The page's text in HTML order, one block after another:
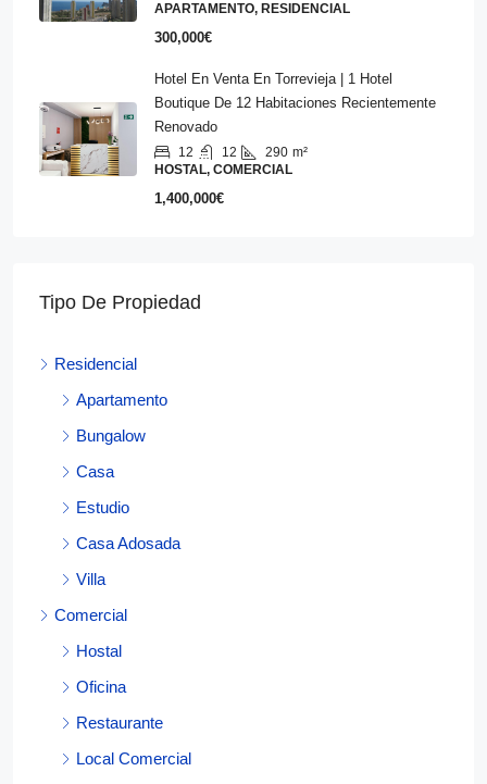
APARTAMENTO, RESIDENCIAL
300,000€
Hotel En Venta En Torrevieja | 1 Hotel
Boutique De 12 Habitaciones Recientemente
Renovado
12 12 290 m²
HOSTAL, COMERCIAL
1,400,000€
Tipo De Propiedad
Residencial
Apartamento
Bungalow
Casa
Estudio
Casa Adosada
Villa
Comercial
Hostal
Oficina
Restaurante
Local Comercial